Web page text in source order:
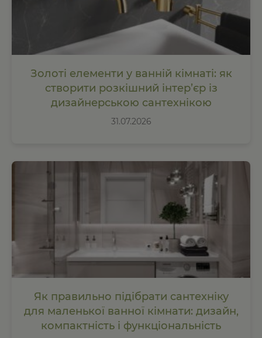
Золоті елементи у ванній кімнаті: як
створити розкішний інтер’єр із
дизайнерською сантехнікою
31.07.2026
Як правильно підібрати сантехніку
для маленької ванної кімнати: дизайн,
компактність і функціональність